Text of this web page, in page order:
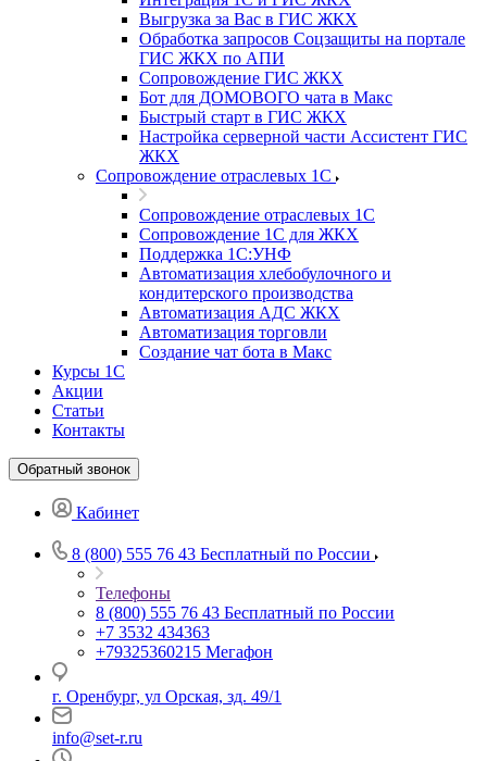
Выгрузка за Вас в ГИС ЖКХ
Обработка запросов Соцзащиты на портале
ГИС ЖКХ по АПИ
Сопровождение ГИС ЖКХ
Бот для ДОМОВОГО чата в Макс
Быстрый старт в ГИС ЖКХ
Настройка серверной части Ассистент ГИС
ЖКХ
Сопровождение отраслевых 1С
Сопровождение отраслевых 1С
Сопровождение 1С для ЖКХ
Поддержка 1С:УНФ
Автоматизация хлебобулочного и
кондитерского производства
Автоматизация АДС ЖКХ
Автоматизация торговли
Создание чат бота в Макс
Курсы 1С
Акции
Статьи
Контакты
Обратный звонок
Кабинет
8 (800) 555 76 43 Бесплатный по России
Телефоны
8 (800) 555 76 43 Бесплатный по России
+7 3532 434363
+79325360215 Мегафон
г. Оренбург, ул Орская, зд. 49/1
info@set-r.ru